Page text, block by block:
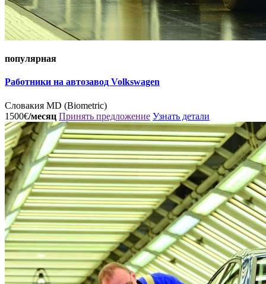
популярная
Работники на автозавод Volkswagen
Словакия MD (Biometric)
1500€/месяц Принять предложение Узнать детали